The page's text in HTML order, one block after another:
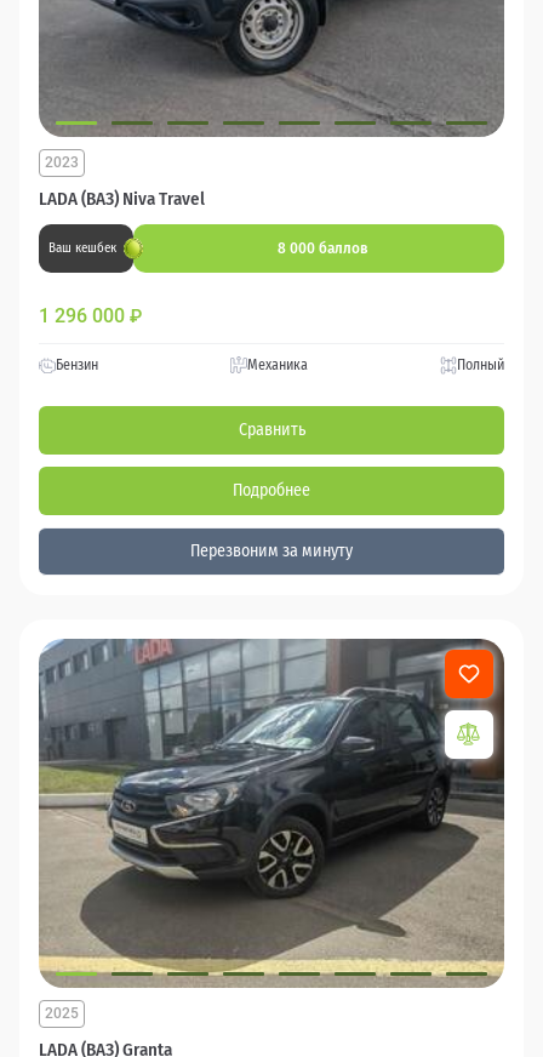
LADA (ВАЗ) Niva Travel
2023
Ваш кешбек 8 000 баллов
1 296 000 ₽
Бензин Механика Полный
Сравнить
Подробнее
Перезвоним за минуту
LADA (ВАЗ) Granta
2025